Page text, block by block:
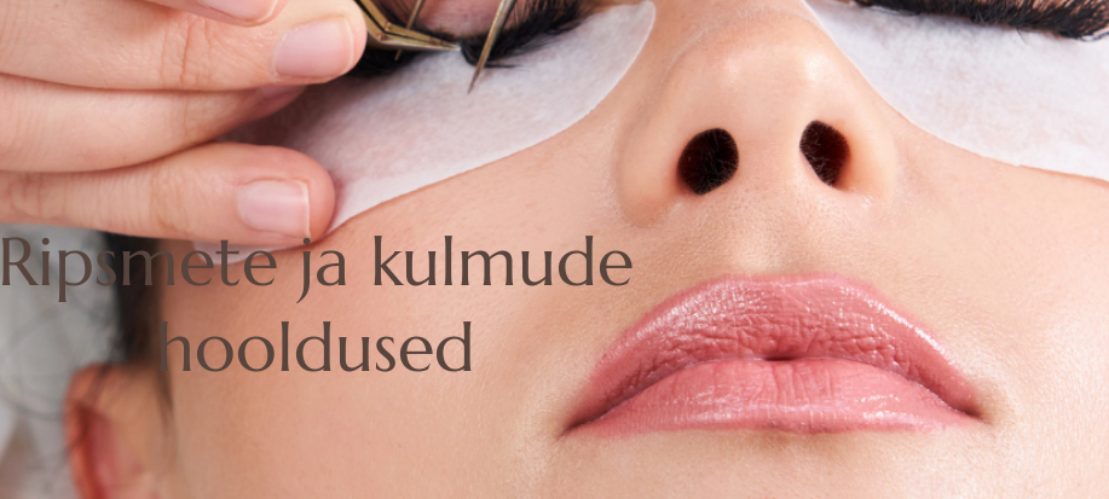
Ripsmete ja kulmude
hooldused